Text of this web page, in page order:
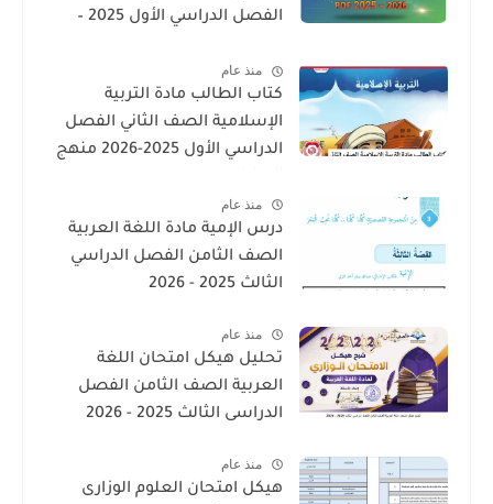
الفصل الدراسي الأول 2025 –
منذ عام
كتاب الطالب مادة التربية
الإسلامية الصف الثاني الفصل
الدراسي الأول 2025-2026 منهج
منذ عام
درس الإمية مادة اللغة العربية
الصف الثامن الفصل الدراسي
الثالث 2025 - 2026
منذ عام
تحليل هيكل امتحان اللغة
العربية الصف الثامن الفصل
الدراسى الثالث 2025 - 2026
منذ عام
هيكل امتحان العلوم الوزارى